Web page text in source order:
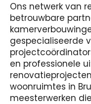
Ons netwerk van
betrouwbare
gespecialiseerde
en professionele
woonruimtes in
meesterwerken